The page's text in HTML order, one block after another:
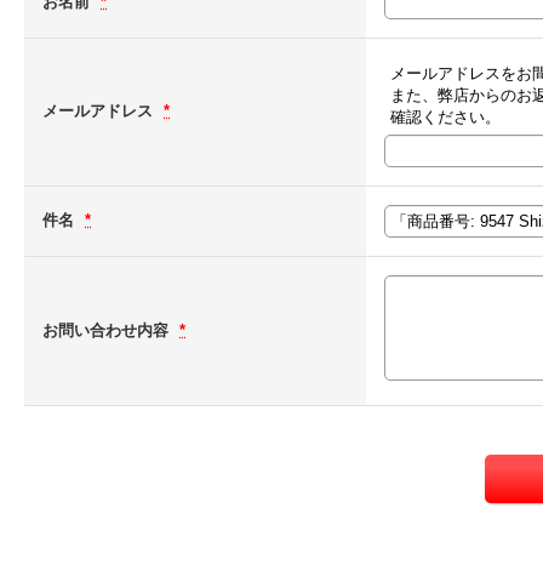
メールアドレス *
メールアドレスをお
また、弊店からのお
確認ください。
件名 *
お問い合わせ内容 *